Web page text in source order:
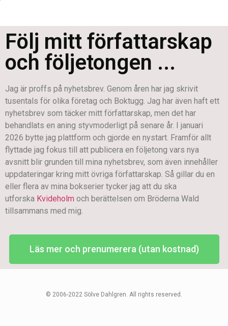
Följ mitt författarskap
och följetongen ...
Jag är proffs på nyhetsbrev. Genom åren har jag skrivit
tusentals för olika företag och Boktugg. Jag har även haft ett
nyhetsbrev som täcker mitt författarskap, men det har
behandlats en aning styvmoderligt på senare år. I januari
2026 bytte jag plattform och gjorde en nystart. Framför allt
flyttade jag fokus till att publicera en följetong vars nya
avsnitt blir grunden till mina nyhetsbrev, som även innehåller
uppdateringar kring mitt övriga författarskap. Så gillar du en
eller flera av mina bokserier tycker jag att du ska
utforska Kvideholm och berättelsen om Bröderna Wald
tillsammans med mig.
Läs mer och prenumerera (utan kostnad)
© 2006-2022 Sölve Dahlgren. All rights reserved.